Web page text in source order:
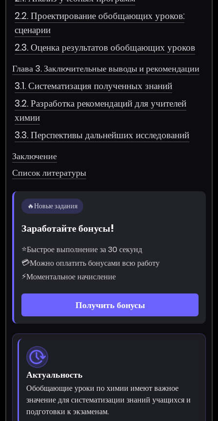
2.2. Проектирование обобщающих уроков:
сценарии
2.3. Оценка результатов обобщающих уроков
Глава 3. Заключительные выводы и рекомендации
3.1. Систематизация полученных знаний
3.2. Разработка рекомендаций для учителей
химии
3.3. Перспективы дальнейших исследований
Заключение
Список литературы
🔥Новые задания
Заработайте бонусы!
⭐Быстрое выполнение за 30 секунд
💳Можно оплатить бонусами всю работу
⚡Моментальное начисление
Получить бонусы
Актуальность
Обобщающие уроки по химии имеют важное
значение для систематизации знаний учащихся и
подготовки к экзаменам.